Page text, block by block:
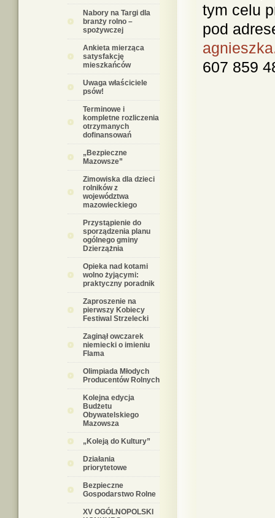
Nabory na Targi dla
branży rolno –
spożywczej
Ankieta mierząca
satysfakcję
mieszkańców
Uwaga właściciele
psów!
Terminowe i
kompletne rozliczenia
otrzymanych
dofinansowań
„Bezpieczne
Mazowsze”
Zimowiska dla dzieci
rolników z
województwa
mazowieckiego
Przystąpienie do
sporządzenia planu
ogólnego gminy
Dzierzążnia
Opieka nad kotami
wolno żyjącymi:
praktyczny poradnik
Zaproszenie na
pierwszy Kobiecy
Festiwal Strzelecki
Zaginął owczarek
niemiecki o imieniu
Flama
Olimpiada Młodych
Producentów Rolnych
Kolejna edycja
Budżetu
Obywatelskiego
Mazowsza
„Koleją do Kultury”
Działania
priorytetowe
Bezpieczne
Gospodarstwo Rolne
XV OGÓLNOPOLSKI
tym celu
pod
607 859